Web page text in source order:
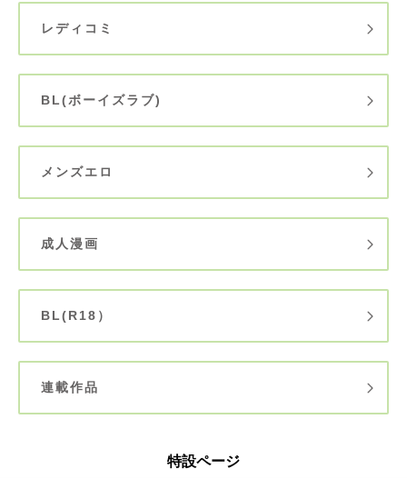
レディコミ
BL(ボーイズラブ)
メンズエロ
成人漫画
BL(R18）
連載作品
特設ページ